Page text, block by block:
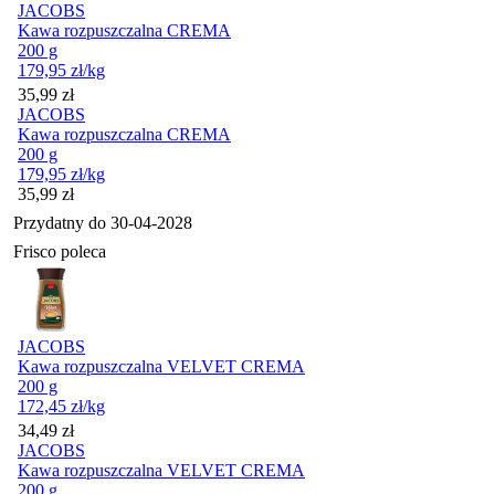
JACOBS
Kawa rozpuszczalna CREMA
200 g
179,95 zł/kg
Cena
35,99 zł
JACOBS
Kawa rozpuszczalna CREMA
200 g
179,95 zł/kg
Cena
35,99 zł
Przydatny do 30-04-2028
Frisco poleca
JACOBS
Kawa rozpuszczalna VELVET CREMA
200 g
172,45 zł/kg
Cena
34,49 zł
JACOBS
Kawa rozpuszczalna VELVET CREMA
200 g